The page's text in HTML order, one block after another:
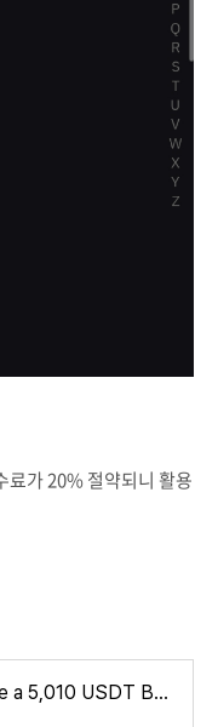
료가 20% 절약되니 활용
Sign Up and Receive a 5,010 USDT Bonus Now!